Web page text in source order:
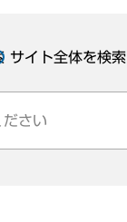
サイト全体を検索